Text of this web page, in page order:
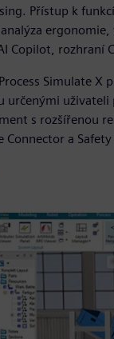
Přístup k
Copilot, rozhraní
Simulate X
určenými uživateli
s rozšířenou
Connector a